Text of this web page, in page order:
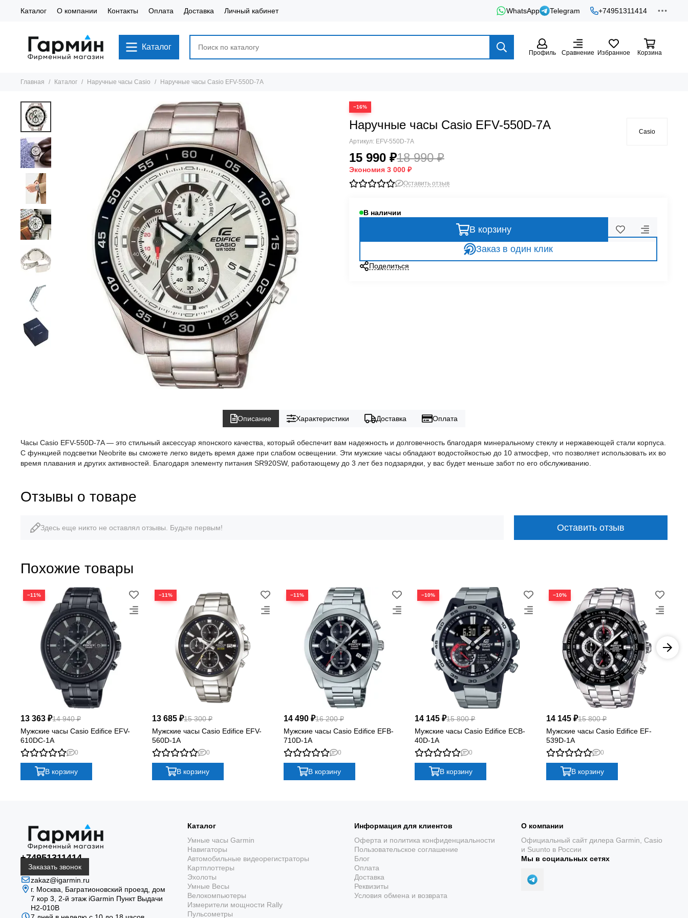
Каталог О компании Контакты Оплата Доставка Личный кабинет WhatsApp Telegram +74951311414
Каталог
Профиль Сравнение Избранное Корзина
Главная Каталог Наручные часы Casio Наручные часы Casio EFV-550D-7A
−16%
Наручные часы Casio EFV-550D-7A
Артикул: EFV-550D-7A
15 990 ₽18 990 ₽
Экономия 3 000 ₽
Casio
Оставить отзыв
В наличии
В корзину
Заказ в один клик
Поделиться
Описание Характеристики Доставка Оплата
Часы Casio EFV-550D-7A — это стильный аксессуар японского качества, который обеспечит вам надежность и долговечность благодаря минеральному стеклу и нержавеющей стали корпуса.
С функцией подсветки Neobrite вы сможете легко видеть время даже при слабом освещении. Эти мужские часы обладают водостойкостью до 10 атмосфер, что позволяет использовать их во
время плавания и других активностей. Благодаря элементу питания SR920SW, работающему до 3 лет без подзарядки, у вас будет меньше забот по его обслуживанию.
Отзывы о товаре
Здесь еще никто не оставлял отзывы. Будьте первым! Оставить отзыв
Похожие товары
−11%
13 363 ₽14 940 ₽
Мужские часы Casio Edifice EFV-
610DC-1A
0
В корзину
−11%
13 685 ₽15 300 ₽
Мужские часы Casio Edifice EFV-
560D-1A
0
В корзину
−11%
14 490 ₽16 200 ₽
Мужские часы Casio Edifice EFB-
710D-1A
0
В корзину
−10%
14 145 ₽15 800 ₽
Мужские часы Casio Edifice ECB-
40D-1A
0
В корзину
−10%
14 145 ₽15 800 ₽
Мужские часы Casio Edifice EF-
539D-1A
0
В корзину
+74951311414
Заказать звонок
zakaz@igarmin.ru
г. Москва, Багратионовский проезд, дом
7 кор 3, 2-й этаж iGarmin Пункт Выдачи
Н2-010В
Каталог
Умные часы Garmin
Навигаторы
Автомобильные видеорегистраторы
Картплоттеры
Эхолоты
Умные Весы
Велокомпьютеры
Измерители мощности Rally
Пульсометры
Информация для клиентов
Оферта и политика конфиденциальности
Пользовательское соглашение
Блог
Оплата
Доставка
Реквизиты
Условия обмена и возврата
О компании
Официальный сайт дилера Garmin, Casio
и Suunto в России
Мы в социальных сетях